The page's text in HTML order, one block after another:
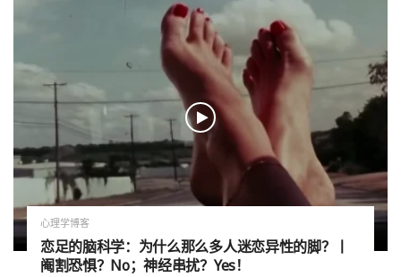
心理学博客
恋足的脑科学：为什么那么多人迷恋异性的脚？丨
阉割恐惧？No；神经串扰？Yes！